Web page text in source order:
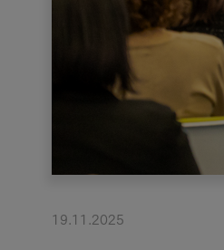
19.11.2025